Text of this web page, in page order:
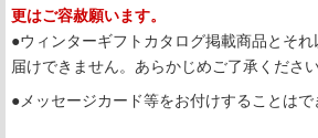
更はご容赦願います。
●ウィンターギフトカタログ掲載商品とそ
届けできません。あらかじめご了承ください
●メッセージカード等をお付けすることはで